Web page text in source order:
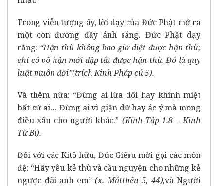
Trong viễn tượng ấy, lời dạy của Đức Phật mở ra
một con đường đầy ánh sáng. Đức Phật dạy
rằng: “Hận thù không bao giờ diệt được hận thù;
chỉ có vô hận mới dập tắt được hận thù. Đó là quy
luật muôn đời”(trích Kinh Pháp cú 5).
Và thêm nữa: “Đừng ai lừa dối hay khinh miệt
bất cứ ai… Đừng ai vì giận dữ hay ác ý mà mong
điều xấu cho người khác.” (Kinh Tập 1.8 – Kinh
Từ Bi).
Đối với các Kitô hữu, Đức Giêsu mời gọi các môn
đệ: “Hãy yêu kẻ thù và cầu nguyện cho những kẻ
ngược đãi anh em” (x. Mátthêu 5, 44),và Người